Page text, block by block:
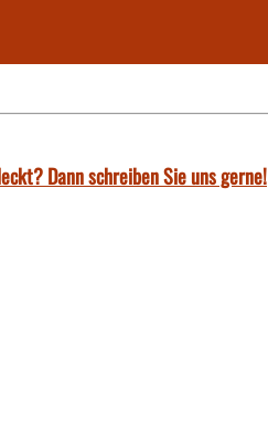
Dann schreiben Sie uns gerne!